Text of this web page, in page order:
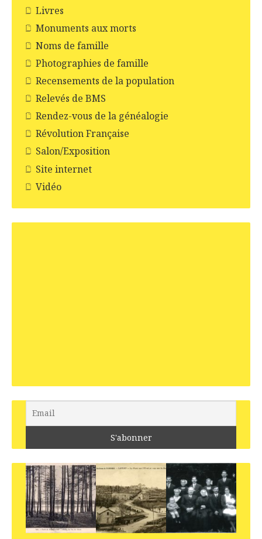
Livres
Monuments aux morts
Noms de famille
Photographies de famille
Recensements de la population
Relevés de BMS
Rendez-vous de la généalogie
Révolution Française
Salon/Exposition
Site internet
Vidéo